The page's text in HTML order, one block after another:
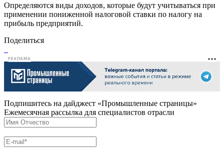
Определяются виды доходов, которые будут учитываться при
применении пониженной налоговой ставки по налогу на
прибыль предприятий.
Поделиться
РЕКЛАМА
Подпишитесь на дайджест «Промышленные страницы»
Ежемесячная рассылка для специалистов отрасли